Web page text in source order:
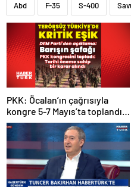
Abd F-35 S-400
PKK: Öcalan’ın çağrısıyla
kongre 5-7 Mayıs’ta toplandı!
Tarihi bir karar alındı!